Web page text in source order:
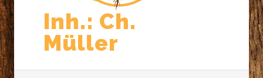
Inh.: Ch.
Müller